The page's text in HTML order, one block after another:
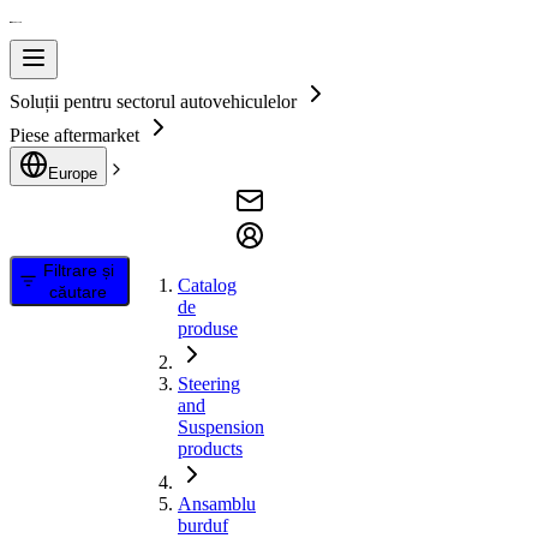
Soluții pentru sectorul autovehiculelor
Piese aftermarket
Europe
Filtrare și
căutare
Catalog
de
produse
Steering
and
Suspension
products
Ansamblu
burduf